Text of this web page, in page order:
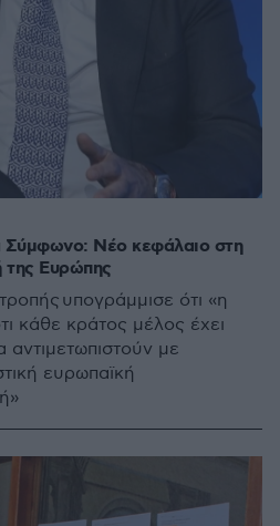
Σύμφωνο: Νέo κεφάλαιο στη
της Ευρώπης
υπογράμμισε ότι «η
κάθε κράτος μέλος έχει
αντιμετωπιστούν με
ευρωπαϊκή